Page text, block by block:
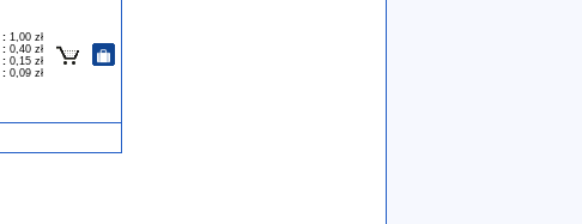
: 1,00 zł
: 0,40 zł
: 0,15 zł
: 0,09 zł